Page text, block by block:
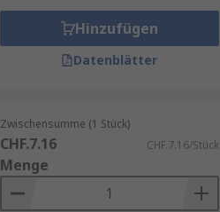
Hinzufügen
Datenblätter
Zwischensumme (1 Stück)
CHF.7.16 CHF.7.16/Stück
Menge